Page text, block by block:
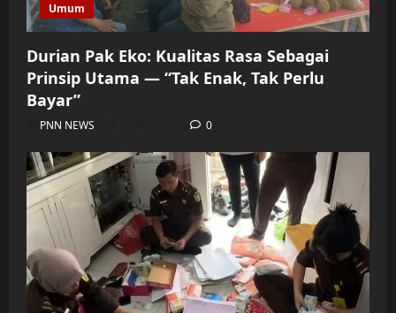
Umum
Durian Pak Eko: Kualitas Rasa Sebagai
Prinsip Utama — “Tak Enak, Tak Perlu
Bayar”
PNN NEWS 0